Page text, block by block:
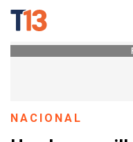
NACIONAL